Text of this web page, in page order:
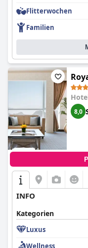
Sterne-Hotels entspricht.
Flitterwochen
Familien
8,0
INFO
Kategorien
Luxus
Wellness